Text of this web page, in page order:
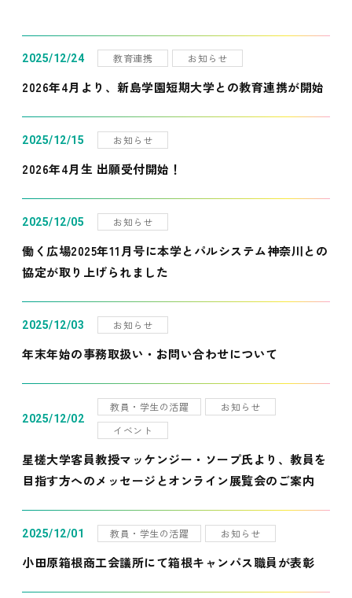
2025/12/24 教育連携 お知らせ
2026年4月より、新島学園短期大学との教育連携が開始
2025/12/15 お知らせ
2026年4月生 出願受付開始！
2025/12/05 お知らせ
働く広場2025年11月号に本学とパルシステム神奈川との
協定が取り上げられました
2025/12/03 お知らせ
年末年始の事務取扱い・お問い合わせについて
2025/12/02
教員・学生の活躍
お知らせ
イベント
星槎大学客員教授マッケンジー・ソープ氏より、教員を
目指す方へのメッセージとオンライン展覧会のご案内
2025/12/01 教員・学生の活躍 お知らせ
小田原箱根商工会議所にて箱根キャンパス職員が表彰